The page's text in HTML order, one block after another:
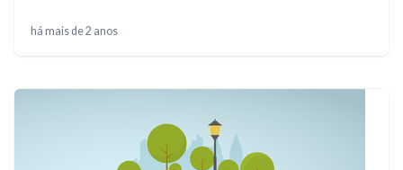
há mais de 2 anos